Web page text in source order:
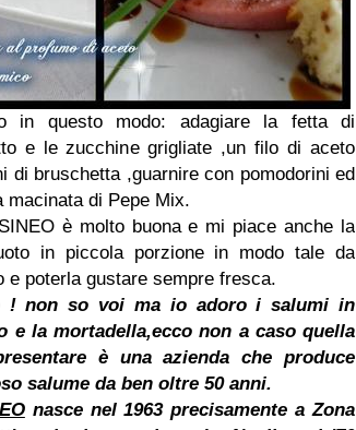
in questo modo: adagiare la fetta di
e le zucchine grigliate ,un filo di aceto
di bruschetta ,guarnire con pomodorini ed
macinata di Pepe Mix.
è molto buona e mi piace anche la
in piccola porzione in modo tale da
e poterla gustare sempre fresca.
! non so voi ma io adoro i salumi in
e la mortadella,ecco non a caso quella
è una azienda che produce
salume da ben oltre 50 anni.
nasce nel 1963 precisamente a Zona